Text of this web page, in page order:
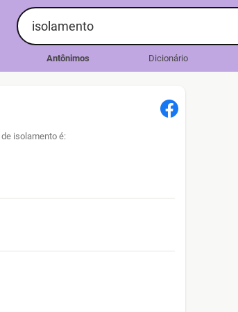
Antônimos Dicionário
de isolamento é: